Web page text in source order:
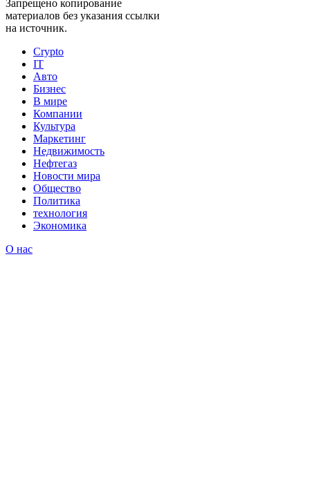
Запрещено копирование
материалов без указания ссылки
на источник.
Crypto
IT
Авто
Бизнес
В мире
Компании
Культура
Маркетинг
Недвижимость
Нефтегаз
Новости мира
Общество
Политика
технология
Экономика
О нас